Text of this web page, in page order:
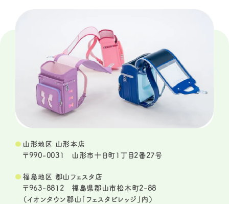
山形地区 山形本店
〒990-0031 山形市十日町1丁目2番27号
福島地区 郡山フェスタ店
〒963-8812 福島県郡山市松木町2-88
（イオンタウン郡山「フェスタビレッジ」内）